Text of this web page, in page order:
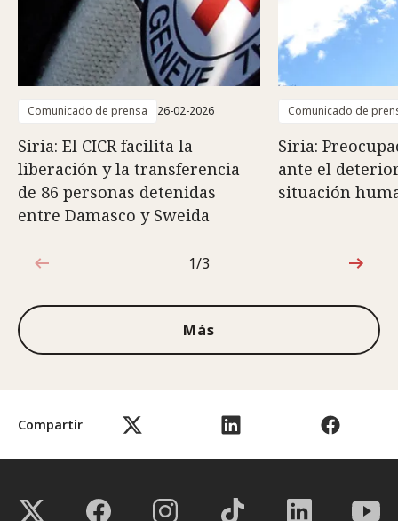
Compartir
Comunicado de prensa 26-02-2026
Siria: El CICR facilita la
liberación y la transferencia
de 86 personas detenidas
entre Damasco y Sweida
Comunicado de
Siria:
ante el
situación
1de3
1/3
Más